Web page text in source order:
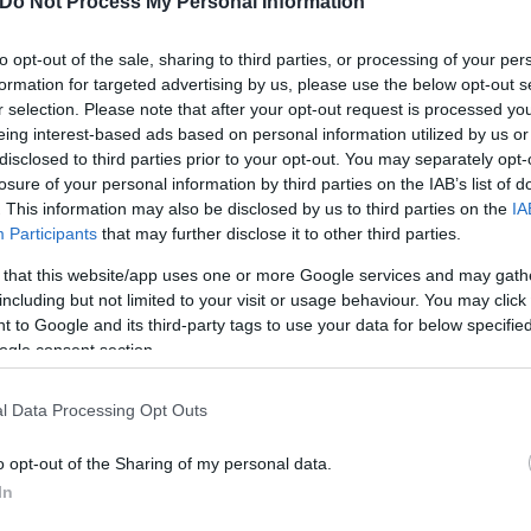
opt-out of the sale, sharing to third parties, or processing of your
for targeted advertising by us, please use the below opt-out
selection. Please note that after your opt-out request is processed
interest-based ads based on personal information utilized by us
to third parties prior to your opt-out. You may separately
of your personal information by third parties on the IAB’s list of
This information may also be disclosed by us to third parties on the
Participants that may further disclose it to other third parties.
that this website/app uses one or more Google services and may
but not limited to your visit or usage behaviour. You may
to Google and its third-party tags to use your data for below
consent section.
Data Processing Opt Outs
opt-out of the Sharing of my personal data.
αγωνιστήκαμε, τα δώσαμε όλα. Αλλά δεν παίζουμε
έχουμε προσπαθήσει δεν έχουμε καταφέρε να
Ο λόγος που θέλαμε τους βαθμούς ήταν για να
να δώσουμε κάτι παραπάνω στον κόσμο